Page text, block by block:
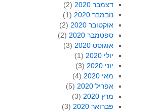
דצמבר 2020
(2)
נובמבר 2020
(1)
אוקטובר 2020
(2)
ספטמבר 2020
(2)
אוגוסט 2020
(3)
יולי 2020
(1)
יוני 2020
(3)
מאי 2020
(4)
אפריל 2020
(5)
מרץ 2020
(3)
פברואר 2020
(3)